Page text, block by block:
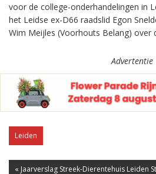
voor de college-onderhandelingen in
het Leidse ex-D66 raadslid Egon
Wim Meijles (Voorhouts Belang) over
Advertentie
Leiden
« Jaarverslag Streek-Dierentehuis Leiden